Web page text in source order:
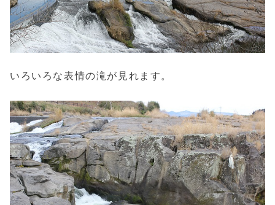
いろいろな表情の滝が見れます。